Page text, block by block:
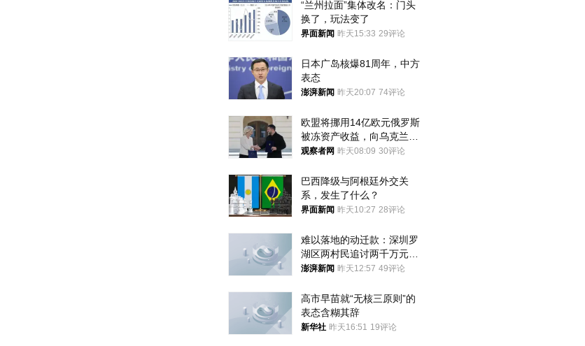
“兰州拉面”集体改名：门头
换了，玩法变了
界面新闻 昨天15:33 29评论
日本广岛核爆81周年，中方
表态
澎湃新闻 昨天20:07 74评论
欧盟将挪用14亿欧元俄罗斯
被冻资产收益，向乌克兰提
供援助
观察者网 昨天08:09 30评论
巴西降级与阿根廷外交关
系，发生了什么？
界面新闻 昨天10:27 28评论
难以落地的动迁款：深圳罗
湖区两村民追讨两千万元动
迁款八年未果
澎湃新闻 昨天12:57 49评论
高市早苗就“无核三原则”的
表态含糊其辞
新华社 昨天16:51 19评论